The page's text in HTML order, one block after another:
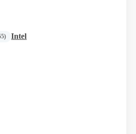
Intel
(155)